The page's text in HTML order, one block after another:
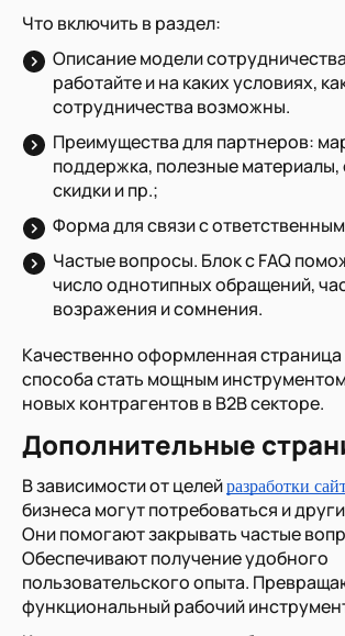
Что включить в раздел:
Описание модели
работайте и на каких условиях,
сотрудничества возможны.
Преимущества для партнеров:
поддержка, полезные материалы,
скидки и пр.;
Форма для связи с
Частые вопросы. Блок с FAQ
число однотипных обращений,
возражения и сомнения.
Качественно оформленная страница
способа стать мощным
новых контрагентов в В2В секторе.
Дополнительные
В зависимости от целейразработки
бизнеса могут потребоваться и
Они помогают закрывать частые
Обеспечивают получение удобного
пользовательского опыта.
функциональный рабочий